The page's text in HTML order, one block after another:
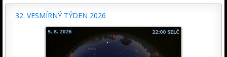
32. VESMÍRNÝ TÝDEN 2026